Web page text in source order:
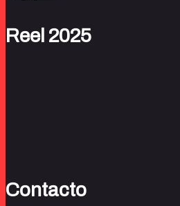
Reel 2025
Contacto